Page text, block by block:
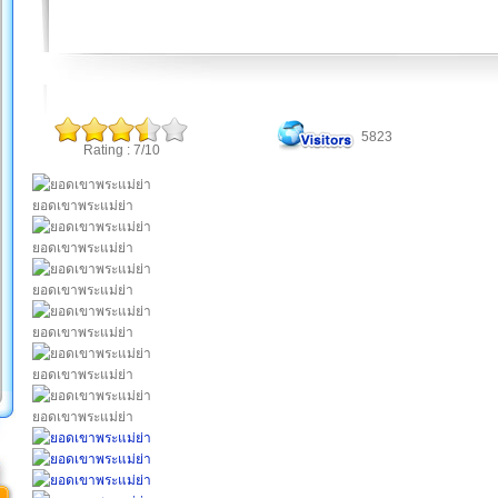
Rating : 7/10
5823
ยอดเขาพระแม่ย่า
ยอดเขาพระแม่ย่า
ยอดเขาพระแม่ย่า
ยอดเขาพระแม่ย่า
ยอดเขาพระแม่ย่า
ยอดเขาพระแม่ย่า